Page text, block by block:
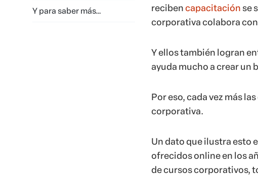
Y para saber más…
recibencapacitación se
corporativa colabora con
Y ellos también logran
ayuda mucho a crear un
Por eso, cada vez más
corporativa.
Un dato que ilustra esto
ofrecidos online en los
de cursos corporativos,